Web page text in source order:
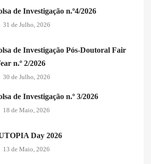
de Investigação n.º4/2026
31 de Julho, 2026
de Investigação Pós-Doutoral Fair
n.º 2/2026
30 de Julho, 2026
de Investigação n.º 3/2026
18 de Maio, 2026
Day 2026
13 de Maio, 2026